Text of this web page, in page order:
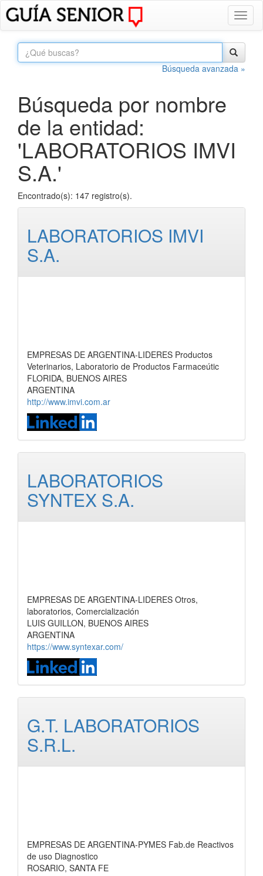
Búsqueda avanzada »
Búsqueda por nombre
de la entidad:
'LABORATORIOS IMVI
S.A.'
Encontrado(s): 147 registro(s).
LABORATORIOS IMVI
S.A.
EMPRESAS DE ARGENTINA-LIDERES Productos
Veterinarios, Laboratorio de Productos Farmaceútic
FLORIDA, BUENOS AIRES
ARGENTINA
http://www.imvi.com.ar
LABORATORIOS
SYNTEX S.A.
EMPRESAS DE ARGENTINA-LIDERES Otros,
laboratorios, Comercialización
LUIS GUILLON, BUENOS AIRES
ARGENTINA
https://www.syntexar.com/
G.T. LABORATORIOS
S.R.L.
EMPRESAS DE ARGENTINA-PYMES Fab.de Reactivos
de uso Diagnostico
ROSARIO, SANTA FE